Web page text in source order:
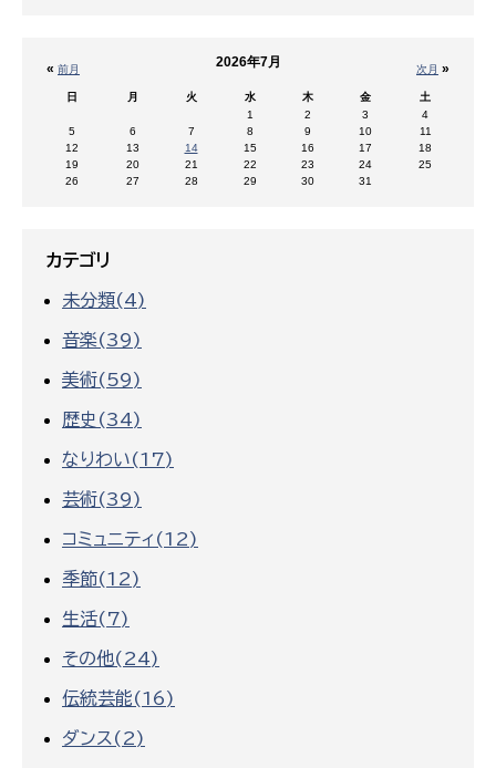
« 前月 次月 »
2026年7月
日 月 火 水 木 金
土
1
2 3
4
5
6 7 8 9 10
11
12
13 14 15 16 17
18
19
20 21 22 23 24
25
26
27 28 29 30 31
カテゴリ
未分類(4)
音楽(39)
美術(59)
歴史(34)
なりわい(17)
芸術(39)
コミュニティ(12)
季節(12)
生活(7)
その他(24)
伝統芸能(16)
ダンス(2)